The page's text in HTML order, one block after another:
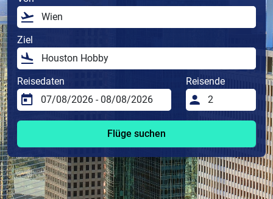
Ziel
Reisedaten Reisende
Flüge suchen